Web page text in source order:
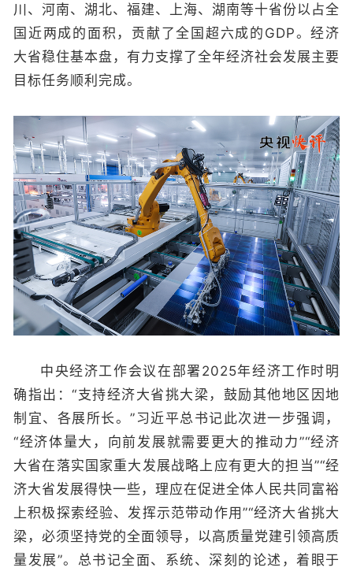
川、河南、湖北、福建、上海、湖南等十省份以占全
国近两成的面积，贡献了全国超六成的GDP。经济
大省稳住基本盘，有力支撑了全年经济社会发展主要
目标任务顺利完成。
中央经济工作会议在部署2025年经济工作时明
确指出：“支持经济大省挑大梁，鼓励其他地区因地
制宜、各展所长。”习近平总书记此次进一步强调，
“经济体量大，向前发展就需要更大的推动力”“经济
大省在落实国家重大发展战略上应有更大的担当”“经
济大省发展得快一些，理应在促进全体人民共同富裕
上积极探索经验、发挥示范带动作用”“经济大省挑大
梁，必须坚持党的全面领导，以高质量党建引领高质
量发展”。总书记全面、系统、深刻的论述，着眼于